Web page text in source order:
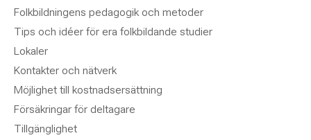
Folkbildningens pedagogik och metoder
Tips och idéer för era folkbildande studier
Lokaler
Kontakter och nätverk
Möjlighet till kostnadsersättning
Försäkringar för deltagare
Tillgänglighet